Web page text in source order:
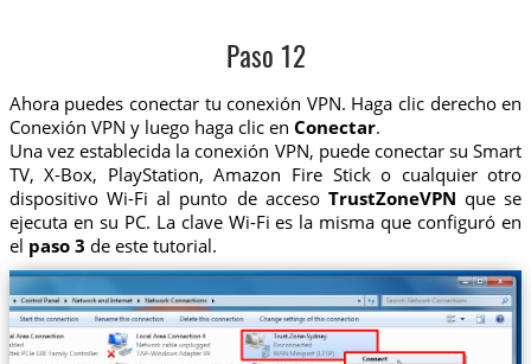
Paso 12
Ahora puedes conectar tu conexión VPN. Haga clic derecho en
Conexión VPN y luego haga clic en Conectar.
Una vez establecida la conexión VPN, puede conectar su Smart
TV, X-Box, PlayStation, Amazon Fire Stick o cualquier otro
dispositivo Wi-Fi al punto de acceso TrustZoneVPN que se
ejecuta en su PC. La clave Wi-Fi es la misma que configuró en
el paso 3 de este tutorial.